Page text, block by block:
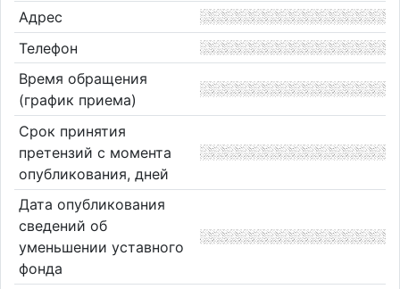
Адрес
Телефон
Время обращения
(график приема)
Срок принятия
претензий с момента
опубликования, дней
Дата опубликования
сведений об
уменьшении уставного
фонда